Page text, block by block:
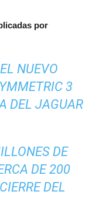
por
NUEVO
3
DEL JAGUAR
DE
DE 200
DEL